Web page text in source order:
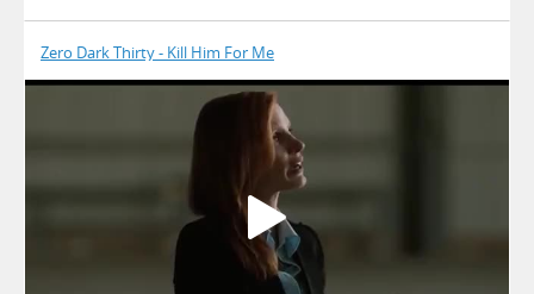
Zero Dark Thirty - Kill Him For Me